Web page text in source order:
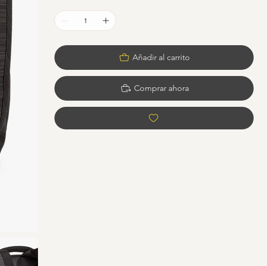
Añadir al carrito
Comprar ahora